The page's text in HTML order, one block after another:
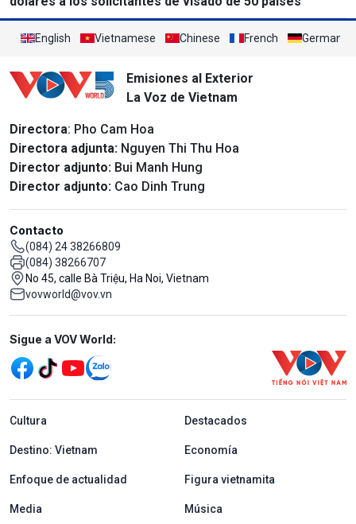
English Vietnamese Chinese French German
Emisiones al Exterior
La Voz de Vietnam
Directora: Pho Cam Hoa
Directora adjunta: Nguyen Thi Thu Hoa
Director adjunto: Bui Manh Hung
Director adjunto: Cao Dinh Trung
Contacto
(084) 24 38266809
(084) 38266707
No 45, calle Bà Triệu, Ha Noi, Vietnam
vovworld@vov.vn
Mạng xã hội
Sigue a VOV World:
menu footer tiếng Tây ban nha
Cultura Destacados
Destino: Vietnam Economía
Enfoque de actualidad Figura vietnamita
Media Música